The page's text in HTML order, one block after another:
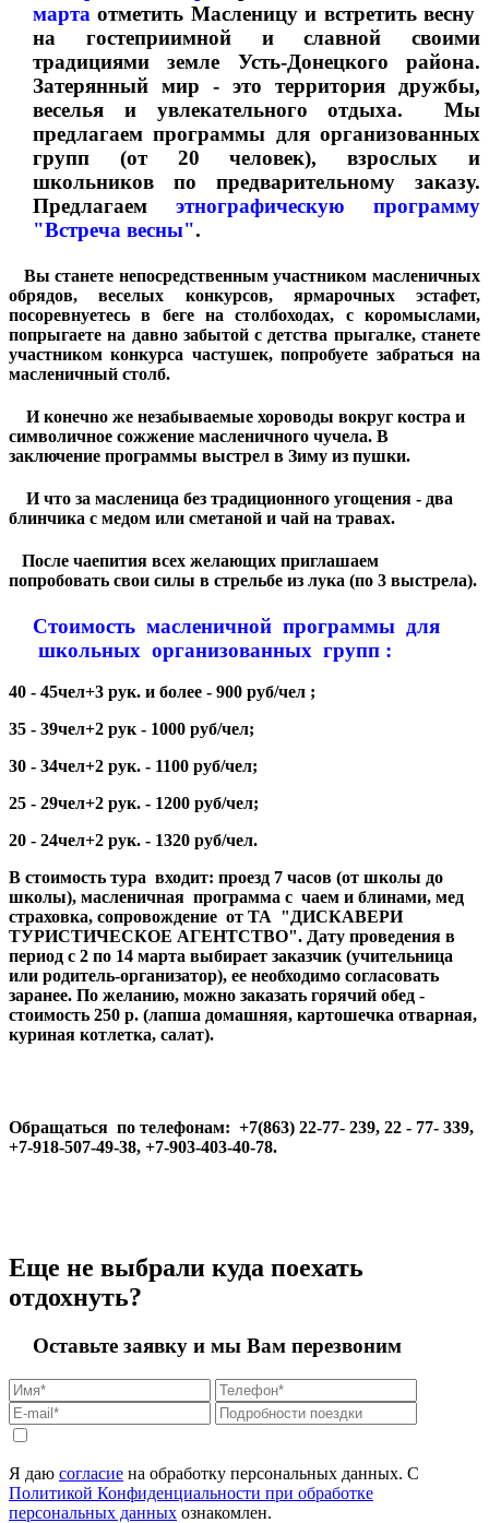
марта отметить Масленицу и встретить весну
на гостеприимной и славной своими
традициями земле Усть-Донецкого района.
Затерянный мир - это территория дружбы,
веселья и увлекательного отдыха. Мы
предлагаем программы для организованных
групп (от 20 человек), взрослых и
школьников по предварительному заказу.
Предлагаем этнографическую программу
"Встреча весны".
Вы станете непосредственным участником масленичных
обрядов, веселых конкурсов, ярмарочных эстафет,
посоревнуетесь в беге на столбоходах, с коромыслами,
попрыгаете на давно забытой с детства прыгалке, станете
участником конкурса частушек, попробуете забраться на
масленичный столб.
И конечно же незабываемые хороводы вокруг костра и
символичное сожжение масленичного чучела. В
заключение программы выстрел в Зиму из пушки.
И что за масленица без традиционного угощения - два
блинчика с медом или сметаной и чай на травах.
После чаепития всех желающих приглашаем
попробовать свои силы в стрельбе из лука (по 3 выстрела).
Стоимость масленичной программы для
школьных организованных групп :
40 - 45чел+3 рук. и более - 900 руб/чел ;
35 - 39чел+2 рук - 1000 руб/чел;
30 - 34чел+2 рук. - 1100 руб/чел;
25 - 29чел+2 рук. - 1200 руб/чел;
20 - 24чел+2 рук. - 1320 руб/чел.
В стоимость тура входит: проезд 7 часов (от школы до
школы), масленичная программа с чаем и блинами, мед
страховка, сопровождение от ТА "ДИСКАВЕРИ
ТУРИСТИЧЕСКОЕ АГЕНТСТВО". Дату проведения в
период с 2 по 14 марта выбирает заказчик (учительница
или родитель-организатор), ее необходимо согласовать
заранее. По желанию, можно заказать горячий обед -
стоимость 250 р. (лапша домашняя, картошечка отварная,
куриная котлетка, салат).
Обращаться по телефонам: +7(863) 22-77- 239, 22 - 77- 339,
+7-918-507-49-38, +7-903-403-40-78.
Еще не выбрали куда поехать
отдохнуть?
Оставьте заявку и мы Вам перезвоним
Я даю согласие на обработку персональных данных. С
Политикой Конфиденциальности при обработке
персональных данных ознакомлен.